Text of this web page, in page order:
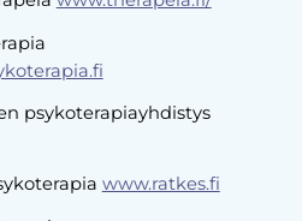
psykoterapiayhdistys
www.ratkes.fi